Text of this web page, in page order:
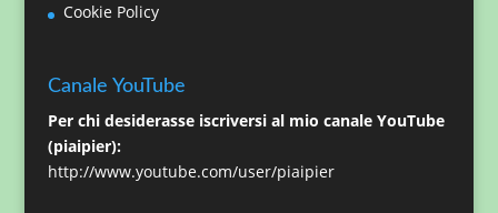
Cookie Policy
Canale YouTube
Per chi desiderasse iscriversi al mio canale YouTube
(piaipier):
http://www.youtube.com/user/piaipier